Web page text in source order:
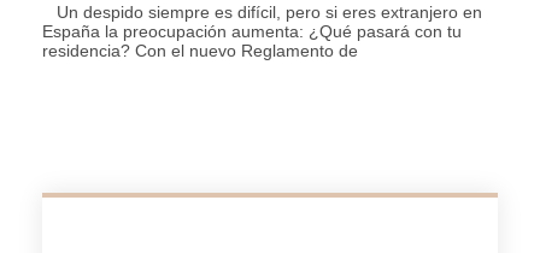
Un despido siempre es difícil, pero si eres extranjero en
España la preocupación aumenta: ¿Qué pasará con tu
residencia? Con el nuevo Reglamento de